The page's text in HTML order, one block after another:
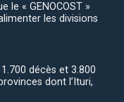
le « GENOCOST »
les divisions
décès et 3.800
dont l’Ituri,